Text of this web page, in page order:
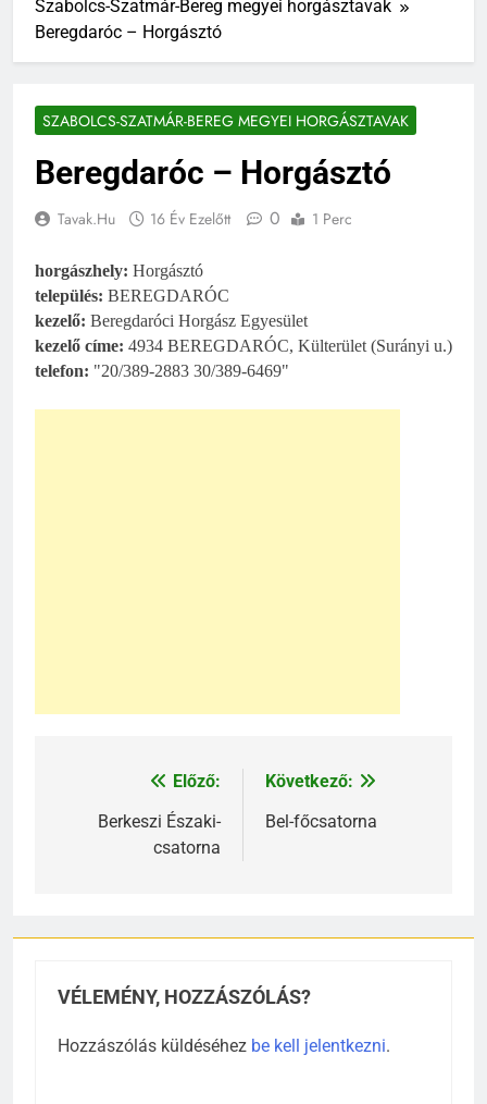
Szabolcs-Szatmár-Bereg megyei horgásztavak
Beregdaróc – Horgásztó
SZABOLCS-SZATMÁR-BEREG MEGYEI HORGÁSZTAVAK
Beregdaróc – Horgásztó
Tavak.hu 16 Év Ezelőtt 0 1 Perc
horgászhely: Horgásztó
település: BEREGDARÓC
kezelő: Beregdaróci Horgász Egyesület
kezelő címe: 4934 BEREGDARÓC, Külterület (Surányi u.)
telefon: "20/389-2883 30/389-6469"
Bejegyzés
navigáció
Előző:
Berkeszi Északi-
csatorna
Következő:
Bel-főcsatorna
VÉLEMÉNY, HOZZÁSZÓLÁS?
Hozzászólás küldéséhez be kell jelentkezni.